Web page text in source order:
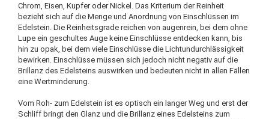
Chrom, Eisen, Kupfer oder Nickel. Das Kriterium der Reinheit
bezieht sich auf die Menge und Anordnung von Einschlüssen im
Edelstein. Die Reinheitsgrade reichen von augenrein, bei dem ohne
Lupe ein geschultes Auge keine Einschlüsse entdecken kann, bis
hin zu opak, bei dem viele Einschlüsse die Lichtundurchlässigkeit
bewirken. Einschlüsse müssen sich jedoch nicht negativ auf die
Brillanz des Edelsteins auswirken und bedeuten nicht in allen Fällen
eine Wertminderung.
Vom Roh- zum Edelstein ist es optisch ein langer Weg und erst der
Schliff bringt den Glanz und die Brillanz eines Edelsteins zum